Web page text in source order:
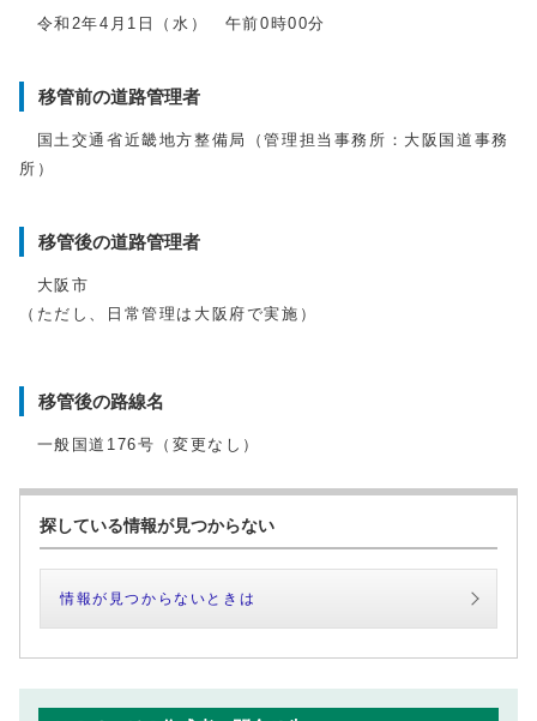
令和2年4月1日（水） 午前0時00分
移管前の道路管理者
国土交通省近畿地方整備局（管理担当事務所：大阪国道事務
所）
移管後の道路管理者
大阪市
（ただし、日常管理は大阪府で実施）
移管後の路線名
一般国道176号（変更なし）
探している情報が見つからない
情報が見つからないときは